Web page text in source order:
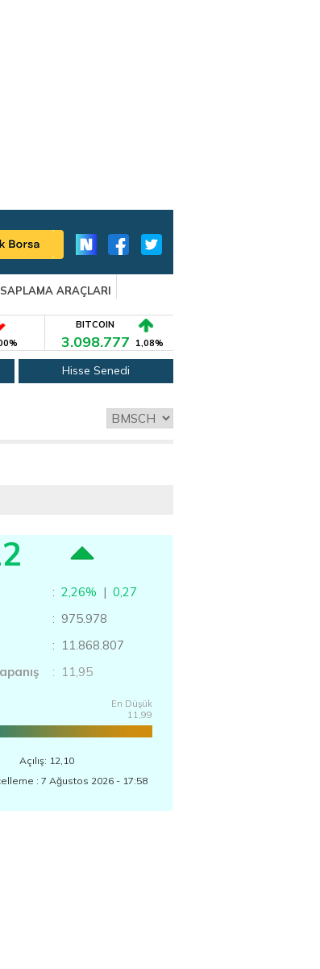
ARAÇLARI
BITCOIN
3.098.777 1,08%
Hisse Senedi
: 2,26% | 0,27
: 975.978
: 11.868.807
: 11,95
En Düşük
11,99
Açılış: 12,10
: 7 Ağustos 2026 - 17:58